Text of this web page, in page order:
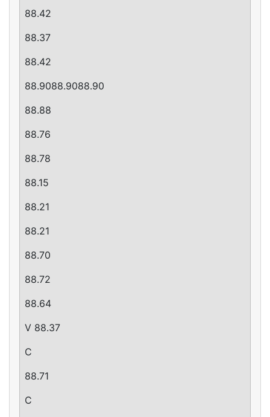
88.42
88.37
88.42
88.9088.9088.90
88.88
88.76
88.78
88.15
88.21
88.21
88.70
88.72
88.64
V 88.37
C
88.71
C